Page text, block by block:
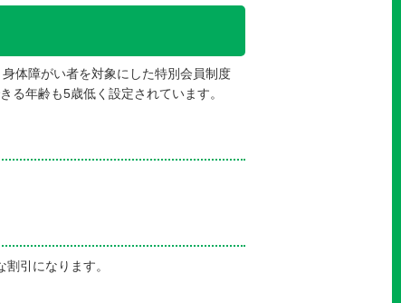
体障がい者を対象にした特別会員制度
る年齢も5歳低く設定されています。
引になります。